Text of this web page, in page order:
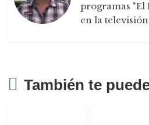
programas "El
en la
También te